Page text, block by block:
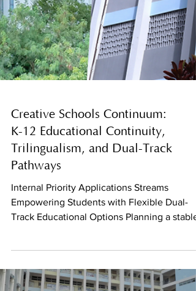
Creative Schools Continuum:
K-12 Educational Continuity,
Internal Priority Applications Streams